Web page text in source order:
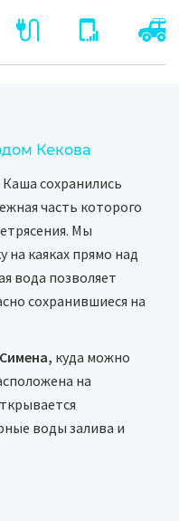
Кекова
сохранились
часть которого
Мы
на каяках прямо над
вода позволяет
сохранившиеся на
куда можно
на
воды залива и